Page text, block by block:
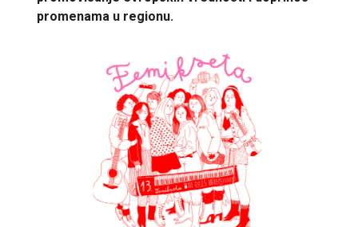
promenama u regionu.